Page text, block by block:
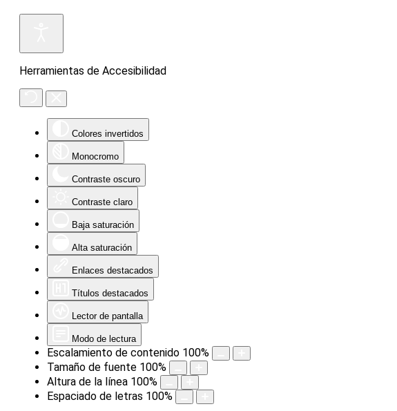
Herramientas de Accesibilidad
Colores invertidos
Monocromo
Contraste oscuro
Contraste claro
Baja saturación
Alta saturación
Enlaces destacados
Títulos destacados
Lector de pantalla
Modo de lectura
Escalamiento de contenido 100%
Tamaño de fuente 100%
Altura de la línea 100%
Espaciado de letras 100%